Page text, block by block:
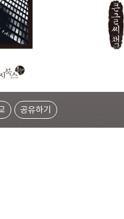
공유하기